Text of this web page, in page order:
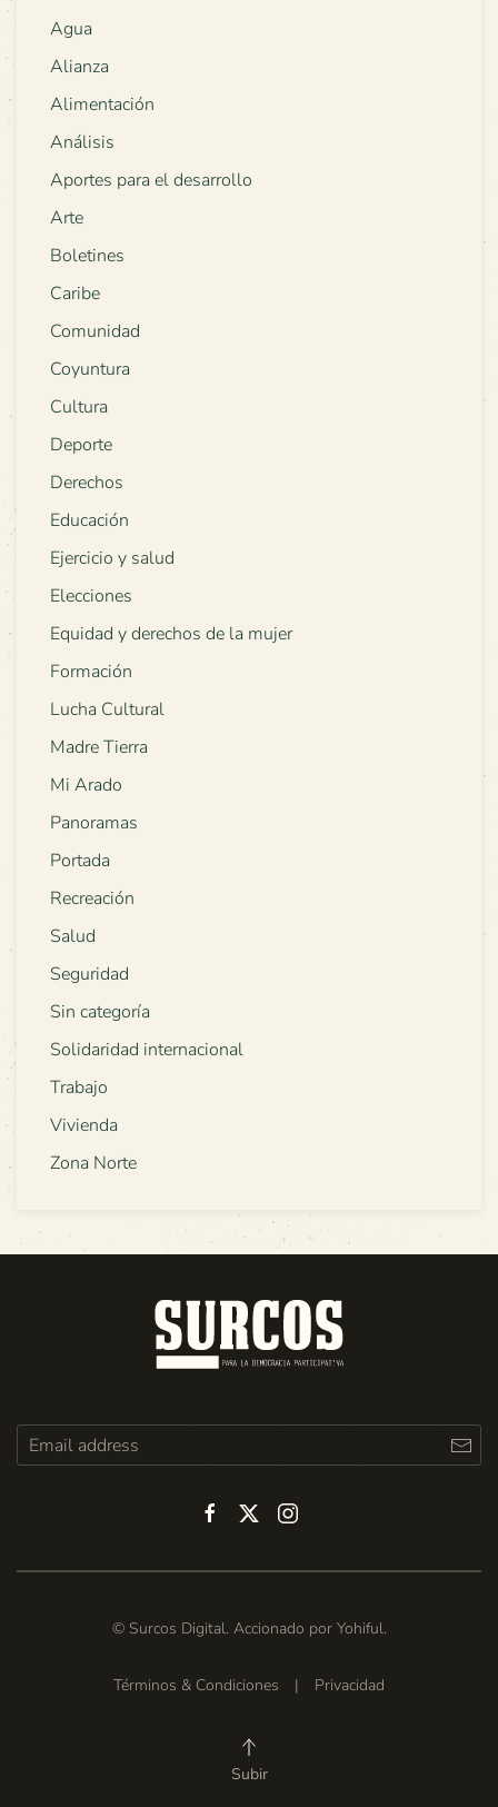
Agua
Alianza
Alimentación
Análisis
Aportes para el desarrollo
Arte
Boletines
Caribe
Comunidad
Coyuntura
Cultura
Deporte
Derechos
Educación
Ejercicio y salud
Elecciones
Equidad y derechos de la mujer
Formación
Lucha Cultural
Madre Tierra
Mi Arado
Panoramas
Portada
Recreación
Salud
Seguridad
Sin categoría
Solidaridad internacional
Trabajo
Vivienda
Zona Norte
© Surcos Digital. Accionado por Yohiful.
Términos & Condiciones | Privacidad
Subir